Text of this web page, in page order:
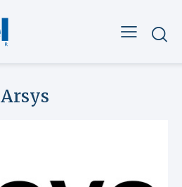
Arsys